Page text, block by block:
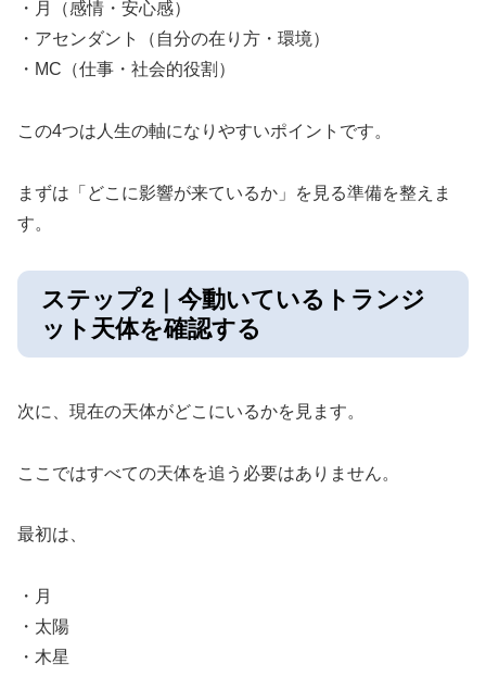
・月（感情・安心感）
・アセンダント（自分の在り方・環境）
・MC（仕事・社会的役割）
この4つは人生の軸になりやすいポイントです。
まずは「どこに影響が来ているか」を見る準備を整えま
す。
ステップ2｜今動いているトランジ
ット天体を確認する
次に、現在の天体がどこにいるかを見ます。
ここではすべての天体を追う必要はありません。
最初は、
・月
・太陽
・木星